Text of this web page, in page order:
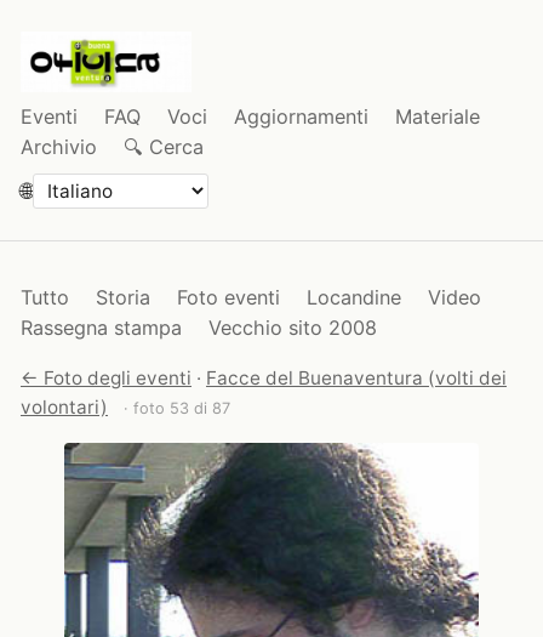
Eventi FAQ Voci Aggiornamenti
Materiale
Archivio
🔍 Cerca
🌐
Tutto Storia Foto eventi Locandine
Video
Rassegna stampa
Vecchio sito 2008
← Foto degli eventi · Facce del Buenaventura (volti dei
volontari)
· foto 53 di 87